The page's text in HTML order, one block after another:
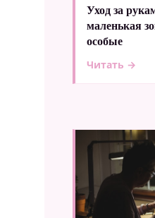
Уход за
маленькая
особые
Читать →